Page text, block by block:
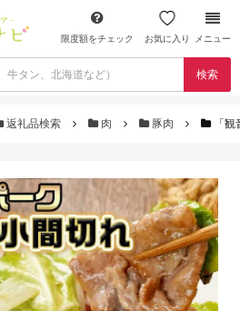
限度額をチェック お気に入り メニュー
検索
返礼品検索 肉 豚肉 「